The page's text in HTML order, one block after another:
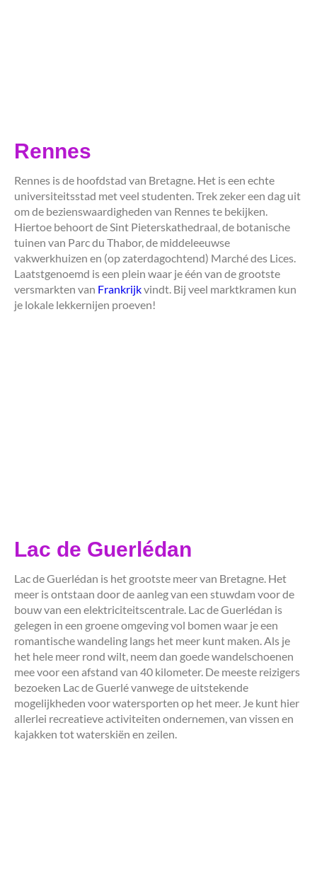
Rennes
Rennes is de hoofdstad van Bretagne. Het is een echte
universiteitsstad met veel studenten. Trek zeker een dag uit
om de bezienswaardigheden van Rennes te bekijken.
Hiertoe behoort de Sint Pieterskathedraal, de botanische
tuinen van Parc du Thabor, de middeleeuwse
vakwerkhuizen en (op zaterdagochtend) Marché des Lices.
Laatstgenoemd is een plein waar je één van de grootste
versmarkten van Frankrijkvindt. Bij veel marktkramen kun
je lokale lekkernijen proeven!
Lac de Guerlédan
Lac de Guerlédan is het grootste meer van Bretagne. Het
meer is ontstaan door de aanleg van een stuwdam voor de
bouw van een elektriciteitscentrale. Lac de Guerlédan is
gelegen in een groene omgeving vol bomen waar je een
romantische wandeling langs het meer kunt maken. Als je
het hele meer rond wilt, neem dan goede wandelschoenen
mee voor een afstand van 40 kilometer. De meeste reizigers
bezoeken Lac de Guerlé vanwege de uitstekende
mogelijkheden voor watersporten op het meer. Je kunt hier
allerlei recreatieve activiteiten ondernemen, van vissen en
kajakken tot waterskiën en zeilen.